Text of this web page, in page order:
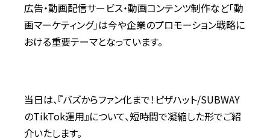
広告・動画配信サービス・動画コンテンツ制作など「動
画マーケティング」は今や企業のプロモーション戦略に
おける重要テーマとなっています。
当日は、『バズからファン化まで！ピザハット/SUBWAY
のTikTok運用』について、短時間で凝縮した形でご紹
介いたします。